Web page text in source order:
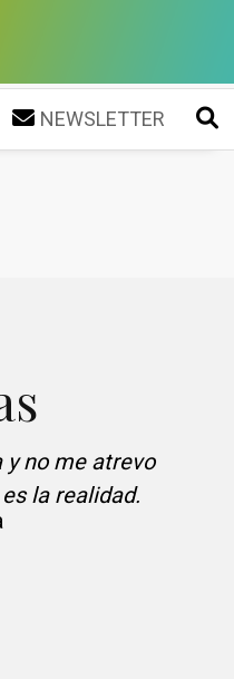
NEWSLETTER
y no me atrevo
la realidad.